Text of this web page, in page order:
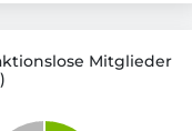
Mitglieder